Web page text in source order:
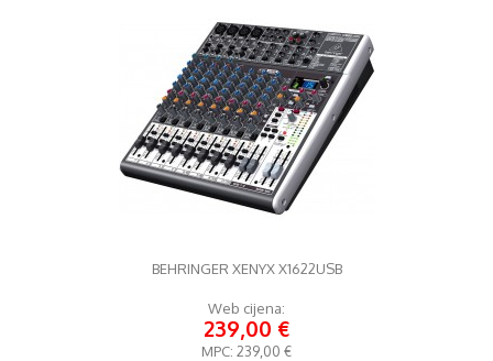
BEHRINGER XENYX X1622USB
Web cijena:
239,00 €
MPC: 239,00 €